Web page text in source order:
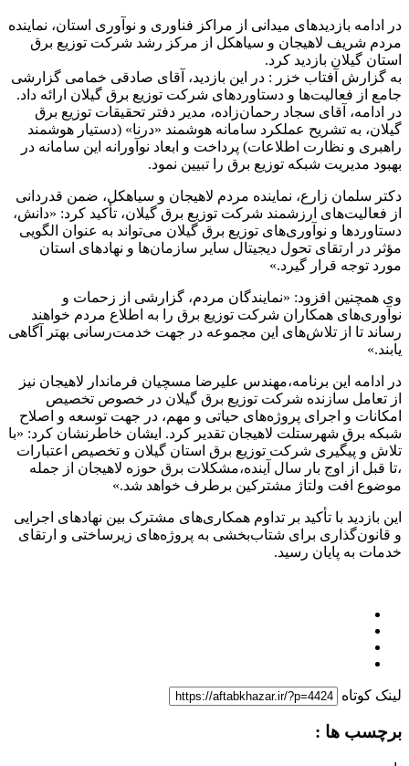
در ادامه بازدیدهای میدانی از مراکز فناوری و نوآوری استان، نماینده
مردم شریف لاهیجان و سیاهکل از مرکز رشد شرکت توزیع برق
استان گیلان بازدید کرد.
به گزارش آفتاب خزر : در این بازدید، آقای صادقی خمامی گزارشی
جامع از فعالیت‌ها و دستاوردهای شرکت توزیع برق گیلان ارائه داد.
در ادامه، آقای سجاد رحمان‌زاده، مدیر دفتر تحقیقات توزیع برق
گیلان، به تشریح عملکرد سامانه هوشمند «درنا» (دستیار هوشمند
راهبری و نظارت اطلاعات) پرداخت و ابعاد نوآورانه این سامانه در
بهبود مدیریت شبکه توزیع برق را تبیین نمود.
دکتر سلمان زارع، نماینده مردم لاهیجان و سیاهکل، ضمن قدردانی
از فعالیت‌های ارزشمند شرکت توزیع برق گیلان، تأکید کرد: «دانش،
دستاوردها و نوآوری‌های توزیع برق گیلان می‌تواند به عنوان الگویی
مؤثر در ارتقای تحول دیجیتال سایر سازمان‌ها و نهادهای استان
مورد توجه قرار گیرد.»
وی همچنین افزود: «نمایندگان مردم، گزارشی از زحمات و
نوآوری‌های همکاران شرکت توزیع برق را به اطلاع مردم خواهند
رساند تا از تلاش‌های این مجموعه در جهت خدمت‌رسانی بهتر آگاهی
یابند.»
در ادامه این برنامه،مهندس علیرضا مسچیان فرماندار لاهیجان نیز
از تعامل سازنده شرکت توزیع برق گیلان در خصوص تخصیص
امکانات و اجرای پروژه‌های حیاتی و مهم، در جهت توسعه و اصلاح
شبکه برق شهرستلت لاهیجان تقدیر کرد. ایشان خاطرنشان کرد: «با
تلاش و پیگیری شرکت توزیع برق استان گیلان و تخصیص اعتبارات
،تا قبل از اوج بار سال آینده،مشکلات برق حوزه لاهیجان از جمله
موضوع افت ولتاژ مشترکین برطرف خواهد شد.»
این بازدید با تأکید بر تداوم همکاری‌های مشترک بین نهادهای اجرایی
و قانون‌گذاری برای شتاب‌بخشی به پروژه‌های زیرساختی و ارتقای
خدمات به پایان رسید.
لینک کوتاه
برچسب ها :